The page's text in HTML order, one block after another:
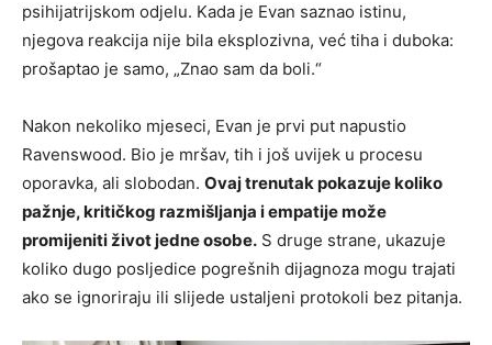
psihijatrijskom odjelu. Kada je Evan saznao istinu,
njegova reakcija nije bila eksplozivna, već tiha i duboka:
prošaptao je samo, „Znao sam da boli.“
Nakon nekoliko mjeseci, Evan je prvi put napustio
Ravenswood. Bio je mršav, tih i još uvijek u procesu
oporavka, ali slobodan. Ovaj trenutak pokazuje koliko
pažnje, kritičkog razmišljanja i empatije može
promijeniti život jedne osobe. S druge strane, ukazuje
koliko dugo posljedice pogrešnih dijagnoza mogu trajati
ako se ignoriraju ili slijede ustaljeni protokoli bez pitanja.